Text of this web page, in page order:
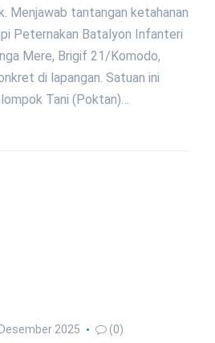
Menjawab tantangan ketahanan
Peternakan Batalyon Infanteri
Mere, Brigif 21/Komodo,
di lapangan. Satuan ini
Tani (Poktan)…
2025 (0)